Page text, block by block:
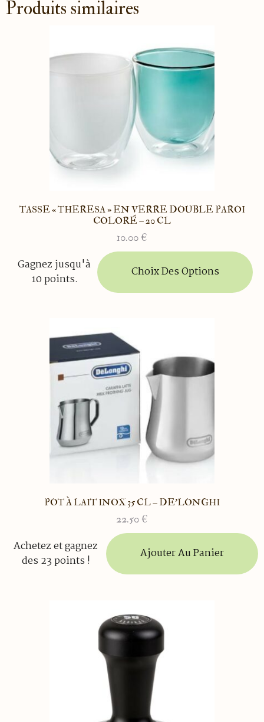
Produits similaires
TASSE « THERESA » EN VERRE DOUBLE PAROI
COLORÉ – 20 CL
10.00 €
Gagnez jusqu'à
10 points.
Choix Des Options
Ce
produit
POT À LAIT INOX 35 CL – DE’LONGHI
22.50 €
Achetez et gagnez
des 23 points !
Ajouter Au Panier